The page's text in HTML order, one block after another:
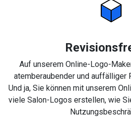
Auf unserem Online-Logo-
atemberaubender und auffälliger
Und ja, Sie können mit unserem
viele Salon-Logos erstellen, wie